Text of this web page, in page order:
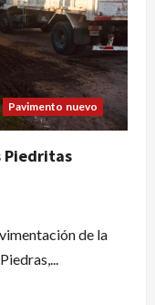
Pavimento nuevo
Piedritas
de la